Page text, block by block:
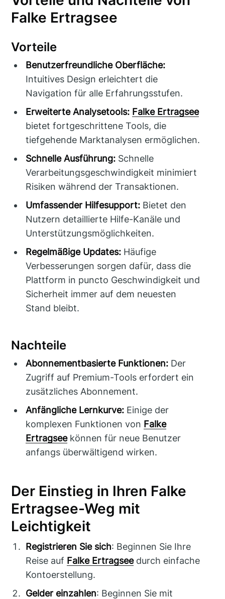
Falke Ertragsee
Vorteile
Benutzerfreundliche Oberfläche:
Intuitives Design erleichtert die
Navigation für alle Erfahrungsstufen.
Erweiterte Analysetools: Falke Ertragsee
bietet fortgeschrittene Tools, die
tiefgehende Marktanalysen ermöglichen.
Schnelle Ausführung: Schnelle
Verarbeitungsgeschwindigkeit minimiert
Risiken während der Transaktionen.
Umfassender Hilfesupport: Bietet den
Nutzern detaillierte Hilfe-Kanäle und
Unterstützungsmöglichkeiten.
Regelmäßige Updates: Häufige
Verbesserungen sorgen dafür, dass die
Plattform in puncto Geschwindigkeit und
Sicherheit immer auf dem neuesten
Stand bleibt.
Nachteile
Abonnementbasierte Funktionen: Der
Zugriff auf Premium-Tools erfordert ein
zusätzliches Abonnement.
Anfängliche Lernkurve: Einige der
komplexen Funktionen von Falke
Ertragseekönnen für neue Benutzer
anfangs überwältigend wirken.
Der Einstieg in Ihren Falke
Ertragsee-Weg mit
Leichtigkeit
Registrieren Sie sich: Beginnen Sie Ihre
Reise auf Falke Ertragseedurch einfache
Kontoerstellung.
Gelder einzahlen: Beginnen Sie mit